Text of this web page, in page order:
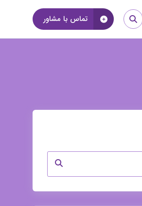
تماس با مشاور